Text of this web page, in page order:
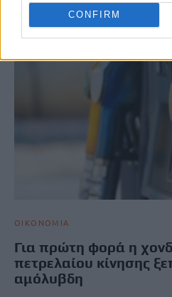
CONFIRM
ΟΙΚΟΝΟΜΙΑ
Για πρώτη φορά η
πετρελαίου κίνησης
αμόλυβδη